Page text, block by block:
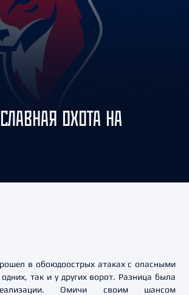
ОХОТА НА
в обоюдоострых атаках с опасными
так и у других ворот. Разница была
Омичи своим шансом